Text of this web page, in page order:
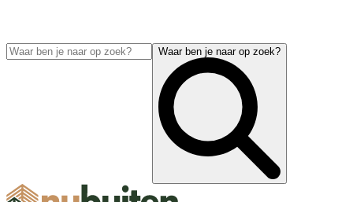
Waar ben je naar op zoek?